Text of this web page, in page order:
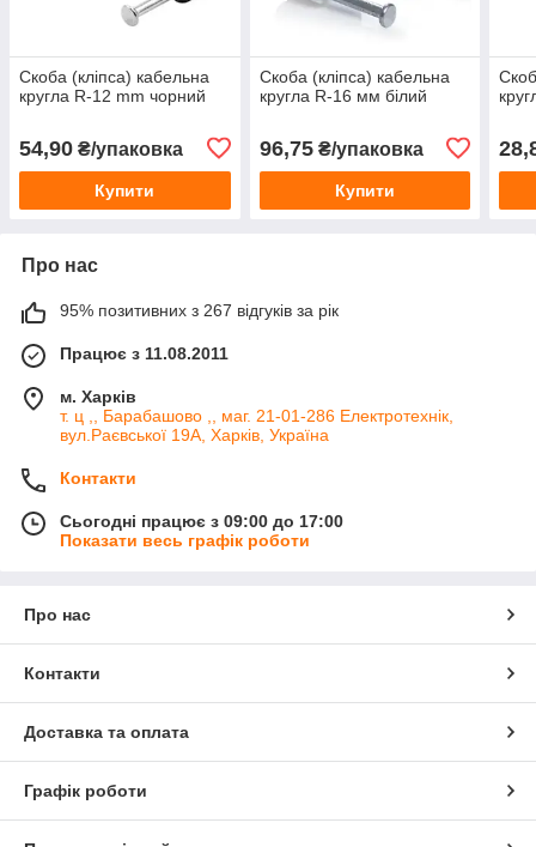
Скоба (кліпса) кабельна
кругла R-12 mm чорний
54,90 ₴/упаковка
Купити
Скоба (кліпса) кабельна
кругла R-16 мм білий
96,75₴/упаковка
Купити
Про нас
95% позитивних з 267 відгуків за рік
Працює з 11.08.2011
м. Харків
т. ц ,, Барабашово ,, маг. 21-01-286 Електротехнік,
вул.Раєвської 19А, Харків, Україна
Контакти
Сьогодні працює з 09:00 до 17:00
Показати весь графік роботи
Про нас
Контакти
Доставка та оплата
Графік роботи